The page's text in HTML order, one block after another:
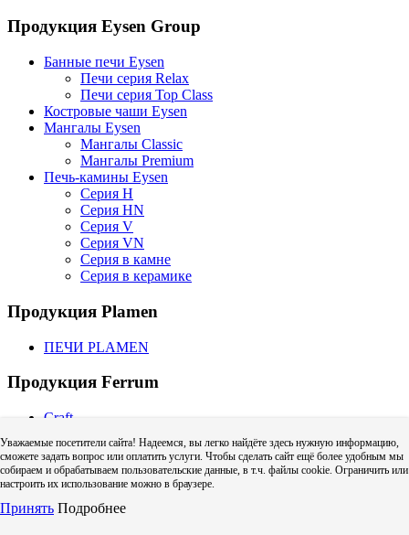
Продукция Eysen Group
Банные печи Eysen
Печи серия Relax
Печи серия Top Class
Костровые чаши Eysen
Мангалы Eysen
Мангалы Classic
Мангалы Premium
Печь-камины Eysen
Серия H
Серия HN
Серия V
Серия VN
Серия в камне
Серия в керамике
Продукция Plamen
ПЕЧИ PLAMEN
Продукция Ferrum
Craft
CRAFT HF | HF-50 (для твердого топлива)
Craft HF (одностенный дымоход)
Адаптер котла Craft
Уважаемые посетители сайта! Надеемся, вы легко найдёте здесь нужную информацию,
сможете задать вопрос или оплатить услуги. Чтобы сделать сайт ещё более удобным мы
собираем и обрабатываем пользовательские данные, в т.ч. файлы cookie. Ограничить или
настроить их использование можно в браузере.
Принять Подробнее